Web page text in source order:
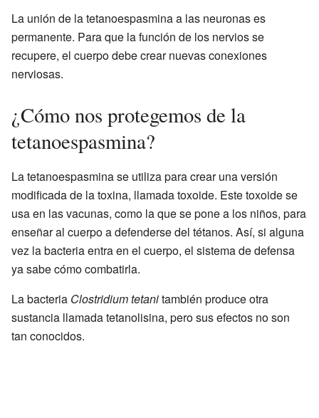
La unión de la tetanoespasmina a las neuronas es
permanente. Para que la función de los nervios se
recupere, el cuerpo debe crear nuevas conexiones
nerviosas.
¿Cómo nos protegemos de la
tetanoespasmina?
La tetanoespasmina se utiliza para crear una versión
modificada de la toxina, llamada toxoide. Este toxoide se
usa en las vacunas, como la que se pone a los niños, para
enseñar al cuerpo a defenderse del tétanos. Así, si alguna
vez la bacteria entra en el cuerpo, el sistema de defensa
ya sabe cómo combatirla.
La bacteria Clostridium tetanitambién produce otra
sustancia llamada tetanolisina, pero sus efectos no son
tan conocidos.